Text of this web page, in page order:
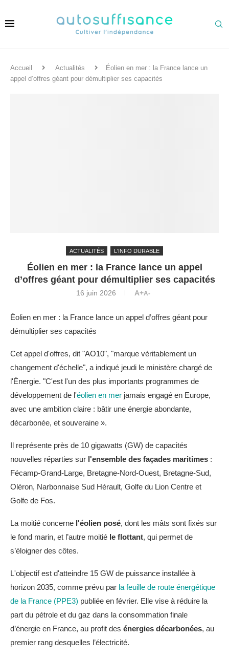
Accueil Actualités
Éolien en mer : la France lance un
appel d’offres géant pour démultiplier ses capacités
ACTUALITÉS L'INFO DURABLE
Éolien en mer : la France lance un appel
d’offres géant pour démultiplier ses capacités
16 juin 2026 A+A-
Éolien en mer : la France lance un appel d’offres géant pour
démultiplier ses capacités
Cet appel d'offres, dit "AO10", "marque véritablement un
changement d'échelle", a indiqué jeudi le ministère chargé de
l'Énergie. "C'est l'un des plus importants programmes de
développement de l'éolien en mer jamais engagé en Europe,
avec une ambition claire : bâtir une énergie abondante,
décarbonée, et souveraine ».
Il représente près de 10 gigawatts (GW) de capacités
nouvelles réparties sur l'ensemble des façades maritimes :
Fécamp-Grand-Large, Bretagne-Nord-Ouest, Bretagne-Sud,
Oléron, Narbonnaise Sud Hérault, Golfe du Lion Centre et
Golfe de Fos.
La moitié concerne l'éolien posé, dont les mâts sont fixés sur
le fond marin, et l’autre moitié le flottant, qui permet de
s’éloigner des côtes.
L'objectif est d'atteindre 15 GW de puissance installée à
horizon 2035, comme prévu par la feuille de route énergétique
de la France (PPE3) publiée en février. Elle vise à réduire la
part du pétrole et du gaz dans la consommation finale
d’énergie en France, au profit des énergies décarbonées, au
premier rang desquelles l’électricité.